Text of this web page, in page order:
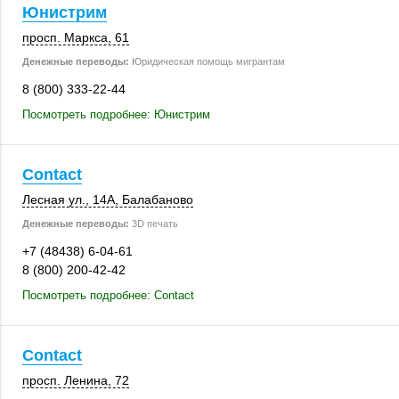
Юнистрим
просп. Маркса, 61
Денежные переводы: Юридическая помощь мигрантам
8 (800) 333-22-44
Посмотреть подробнее: Юнистрим
Contact
Лесная ул. 14А Балабаново
Денежные переводы: 3D печать
+7 (48438) 6-04-61
8 (800) 200-42-42
Посмотреть подробнее: Contact
Contact
просп. Ленина, 72